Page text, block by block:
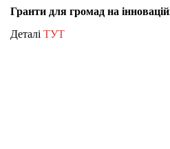
Гранти для громад на
Деталі ТУТ